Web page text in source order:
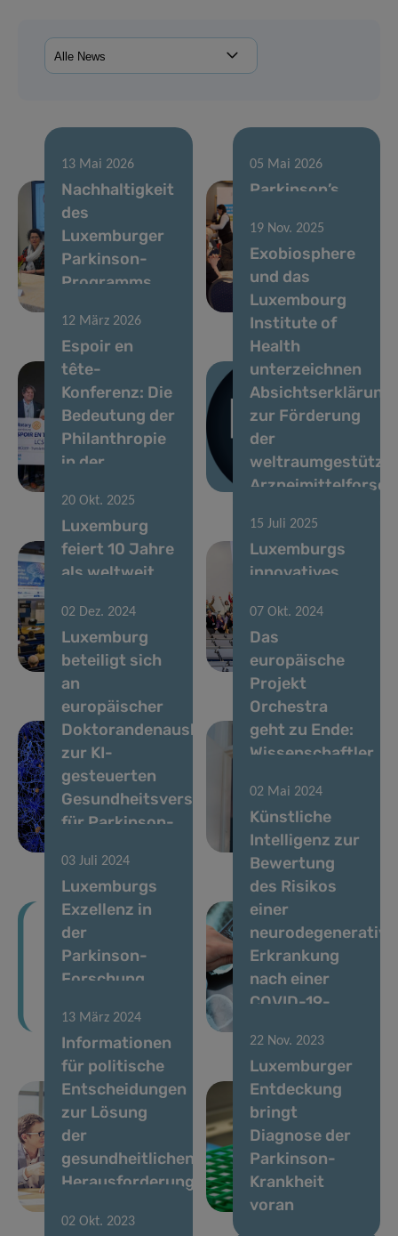
13 Mai 2026
Nachhaltigkeit
des
Luxemburger
Parkinson-
Programms
05 Mai 2026
Parkinson’s
Ein Jahrzehnt
des
Fortschritts in
Luxemburg
12 März 2026
Espoir en
tête-
Konferenz: Die
Bedeutung der
Philanthropie
in der
19 Nov. 2025
Exobiosphere
und das
Luxembourg
Institute of
Health
unterzeichnen
Absichtserklärung
zur Förderung
der
20 Okt. 2025
Luxemburg
feiert 10 Jahre
als weltweit
Zentrum für
Parkinson-
Forschung
15 Juli 2025
Luxemburgs
innovatives
startet Aufruf
für neue
Mitglieder
02 Dez. 2024
Luxemburg
beteiligt sich
an
europäischer
Doktorandenausbildung
zur KI-
gesteuerten
Gesundheitsversorgung
für Parkinson-
07 Okt. 2024
Das
europäische
Projekt
Orchestra
geht zu Ende:
Wissenschaftler
die Bühne im
Kampf gegen
Pandemien
03 Juli 2024
Luxemburgs
Exzellenz in
der
Parkinson-
Forschung
bekannt
02 Mai 2024
Künstliche
Intelligenz zur
Bewertung
des Risikos
einer
Erkrankung
nach einer
COVID-19-
13 März 2024
Informationen
für politische
Entscheidungen
zur Lösung
der
gesundheitlichen
Herausforderungen
22 Nov. 2023
Luxemburger
Entdeckung
bringt
Diagnose der
Parkinson-
Krankheit
voran
02 Okt. 2023